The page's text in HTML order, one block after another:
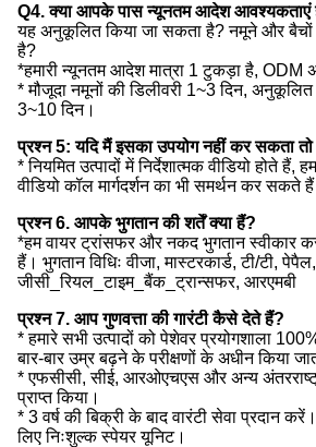
Q4. क्या आपके पास न्यूनतम आदेश आवश्यकताएं
यह अनुकूलित किया जा सकता है? नमूने और बैचों
है?
*हमारी न्यूनतम आदेश मात्रा 1 टुकड़ा है,
* मौजूदा नमूनों की डिलीवरी 1~3 दिन, अनुकूलित
3~10 दिन।
प्रश्न 5: यदि मैं इसका उपयोग नहीं कर सकता तो
* नियमित उत्पादों में निर्देशात्मक वीडियो होते
वीडियो कॉल मार्गदर्शन का भी समर्थन कर सकते
प्रश्न 6. आपके भुगतान की शर्तें क्या हैं?
*हम वायर ट्रांसफर और नकद भुगतान स्वीकार
हैं। भुगतान विधिः वीजा, मास्टरकार्ड, टी/टी,
जीसी_रियल_टाइम_बैंक_ट्रान्सफर, आरएमबी
प्रश्न 7. आप गुणवत्ता की गारंटी कैसे देते हैं?
* हमारे सभी उत्पादों को पेशेवर प्रयोगशाला
बार-बार उम्र बढ़ने के परीक्षणों के अधीन किया
* एफसीसी, सीई, आरओएचएस और अन्य
प्राप्त किया।
* 3 वर्ष की बिक्री के बाद वारंटी सेवा प्रदान
लिए निःशुल्क स्पेयर यूनिट।